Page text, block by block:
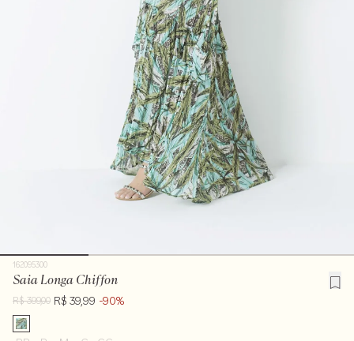
162095300
Saia Longa Chiffon
R$ 399,00 R$ 39,99 -90%